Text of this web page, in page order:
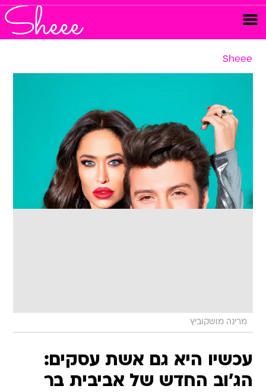
Sheee
מרינה מושקוביץ
עכשיו היא גם אשת עסקים:
הג'וב החדש של אביבית בר